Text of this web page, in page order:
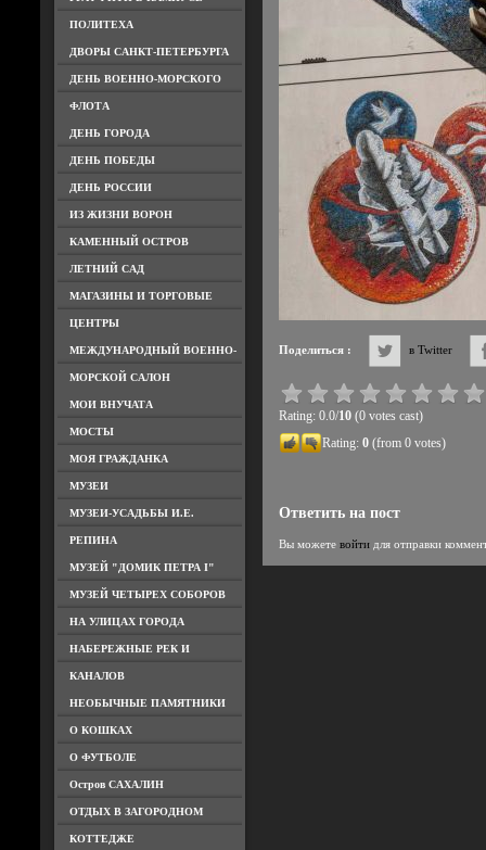
ПОЛИТЕХА
ДВОРЫ САНКТ-ПЕТЕРБУРГА
ДЕНЬ ВОЕННО-МОРСКОГО
ФЛОТА
ДЕНЬ ГОРОДА
ДЕНЬ ПОБЕДЫ
ДЕНЬ РОССИИ
ИЗ ЖИЗНИ ВОРОН
КАМЕННЫЙ ОСТРОВ
ЛЕТНИЙ САД
МАГАЗИНЫ И ТОРГОВЫЕ
ЦЕНТРЫ
МЕЖДУНАРОДНЫЙ ВОЕННО-
МОРСКОЙ САЛОН
МОИ ВНУЧАТА
МОСТЫ
МОЯ ГРАЖДАНКА
МУЗЕИ
МУЗЕИ-УСАДЬБЫ И.Е.
РЕПИНА
МУЗЕЙ "ДОМИК ПЕТРА I"
МУЗЕЙ ЧЕТЫРЕХ СОБОРОВ
НА УЛИЦАХ ГОРОДА
НАБЕРЕЖНЫЕ РЕК И
КАНАЛОВ
НЕОБЫЧНЫЕ ПАМЯТНИКИ
О КОШКАХ
О ФУТБОЛЕ
Остров САХАЛИН
ОТДЫХ В ЗАГОРОДНОМ
КОТТЕДЖЕ
Поделиться : в Twitter
Rating: 0.0/10(0 votes cast)
Rating: 0(from 0 votes)
Ответить на пост
Вы можете войтидля отправки